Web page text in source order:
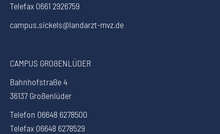
Telefax 0661 2926759
campus.sickels@landarzt-mvz.de
CAMPUS GROßENLÜDER
Bahnhofstraße 4
36137 Großenlüder
Telefon 06648 6278500
Telefax 06648 6278529